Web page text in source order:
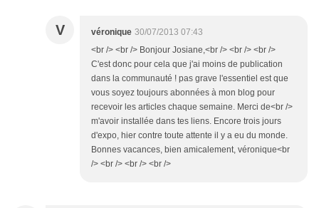
V véronique 30/07/2013 07:43
<br /> <br /> Bonjour Josiane,<br /> <br /> <br />
C'est donc pour cela que j'ai moins de publication
dans la communauté ! pas grave l'essentiel est que
vous soyez toujours abonnées à mon blog pour
recevoir les articles chaque semaine. Merci de<br />
m'avoir installée dans tes liens. Encore trois jours
d'expo, hier contre toute attente il y a eu du monde.
Bonnes vacances, bien amicalement, véronique<br
/> <br /> <br /> <br />